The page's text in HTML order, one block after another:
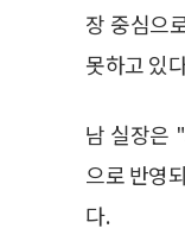
장 중심으
못하고 있
남 실장은
으로 반영
다.